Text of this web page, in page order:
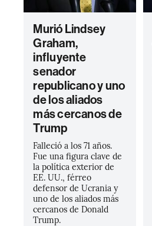
Murió Lindsey
Graham,
influyente
senador
republicano y uno
de los aliados
más cercanos de
Trump
Falleció a los 71 años.
Fue una figura clave de
la política exterior de
EE. UU., férreo
defensor de Ucrania y
uno de los aliados más
cercanos de Donald
Trump.